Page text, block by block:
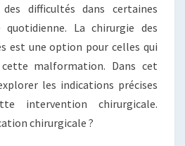
difficultés dans certaines
La chirurgie des
est une option pour celles qui
malformation. Dans cet
les indications précises
intervention chirurgicale.
chirurgicale ?